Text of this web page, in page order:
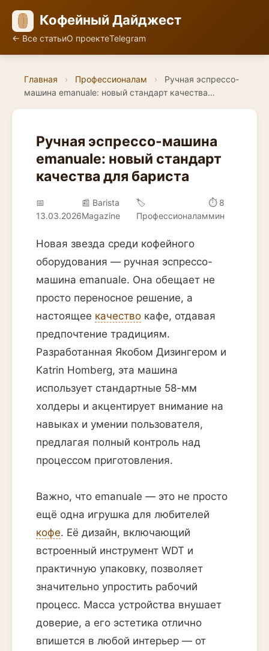
Кофейный Дайджест
← Все статьиО проектеTelegram
Главная › Профессионалам ›
Ручная эспрессо-
машина emanuale: новый стандарт качества…
Ручная эспрессо-машина
emanuale: новый стандарт
качества для бариста
📅
13.03.2026
📰 Barista
Magazine
🏷️
Профессионалам
⏱ 8
мин
Новая звезда среди кофейного
оборудования — ручная эспрессо-
машина emanuale. Она обещает не
просто переносное решение, а
настоящее качество кафе, отдавая
предпочтение традициям.
Разработанная Якобом Дизингером и
Katrin Homberg, эта машина
использует стандартные 58-мм
холдеры и акцентирует внимание на
навыках и умении пользователя,
предлагая полный контроль над
процессом приготовления.
Важно, что emanuale — это не просто
ещё одна игрушка для любителей
кофе. Её дизайн, включающий
встроенный инструмент WDT и
практичную упаковку, позволяет
значительно упростить рабочий
процесс. Масса устройства внушает
доверие, а его эстетика отлично
впишется в любой интерьер — от